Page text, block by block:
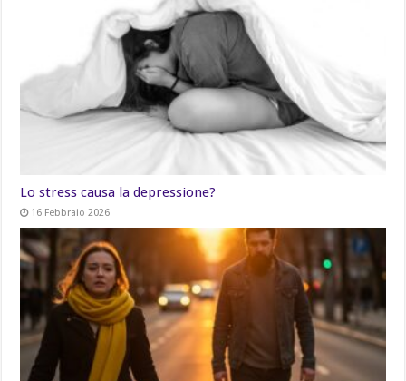
Lo stress causa la depressione?
16 Febbraio 2026